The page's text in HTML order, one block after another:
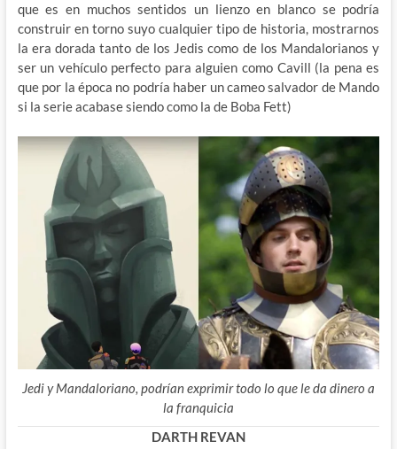
que es en muchos sentidos un lienzo en blanco se podría
construir en torno suyo cualquier tipo de historia, mostrarnos
la era dorada tanto de los Jedis como de los Mandalorianos y
ser un vehículo perfecto para alguien como Cavill (la pena es
que por la época no podría haber un cameo salvador de Mando
si la serie acabase siendo como la de Boba Fett)
Jedi y Mandaloriano, podrían exprimir todo lo que le da dinero a
la franquicia
DARTH REVAN